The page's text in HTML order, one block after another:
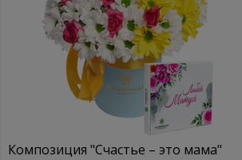
Композиция "Счастье – это мама"